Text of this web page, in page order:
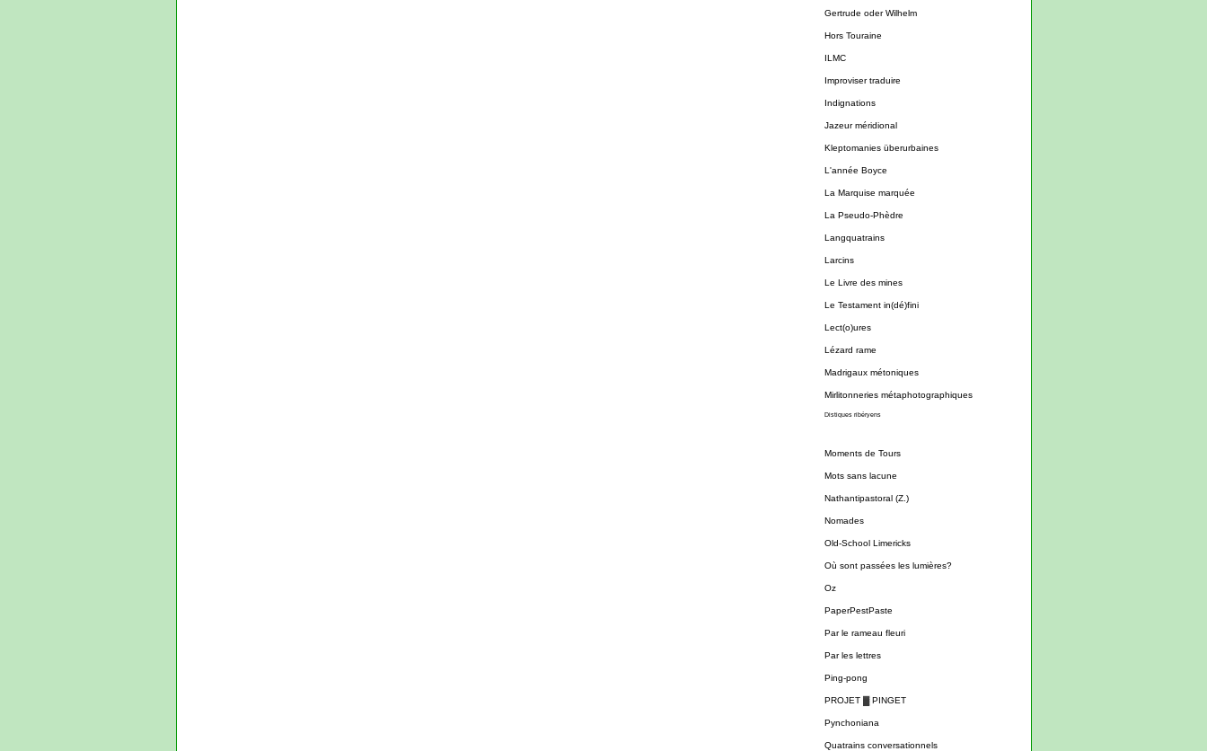
Gertrude oder Wilhelm
Hors Touraine
ILMC
Improviser traduire
Indignations
Jazeur méridional
Kleptomanies überurbaines
L'année Boyce
La Marquise marquée
La Pseudo-Phèdre
Langquatrains
Larcins
Le Livre des mines
Le Testament in(dé)fini
Lect(o)ures
Lézard rame
Madrigaux métoniques
Mirlitonneries métaphotographiques
Distiques ribéryens
Moments de Tours
Mots sans lacune
Nathantipastoral (Z.)
Nomades
Old-School Limericks
Où sont passées les lumières?
Oz
PaperPestPaste
Par le rameau fleuri
Par les lettres
Ping-pong
PROJET ▓ PINGET
Pynchoniana
Quatrains conversationnels